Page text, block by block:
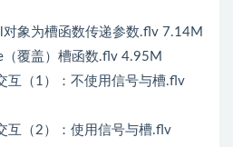
象为槽函数传递参数.flv 7.14M
覆盖）槽函数.flv 4.95M
互（1）：不使用信号与槽.flv
互（2）：使用信号与槽.flv